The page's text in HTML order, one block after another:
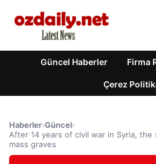
Güncel Haberler Firma
Çerez
Haberler›Güncel›
After 14 years of civil war in Syria,
mass graves